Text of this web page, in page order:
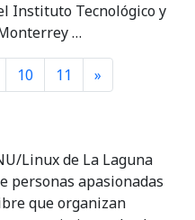
Instituto Tecnológico y
…
10 11 »Siguiente
Linux de La Laguna
personas apasionadas
que organizan